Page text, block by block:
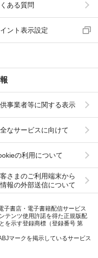
ある質問
ント表示設定
事業者等に関する表示
なサービスに向けて
の利用について
さまのご利用端末から
報の外部送信について
子書店・電子書籍配信サービス
テンツ使用許諾を得た正規版配
を示す登録商標（登録番号 第
マークを掲示しているサービス